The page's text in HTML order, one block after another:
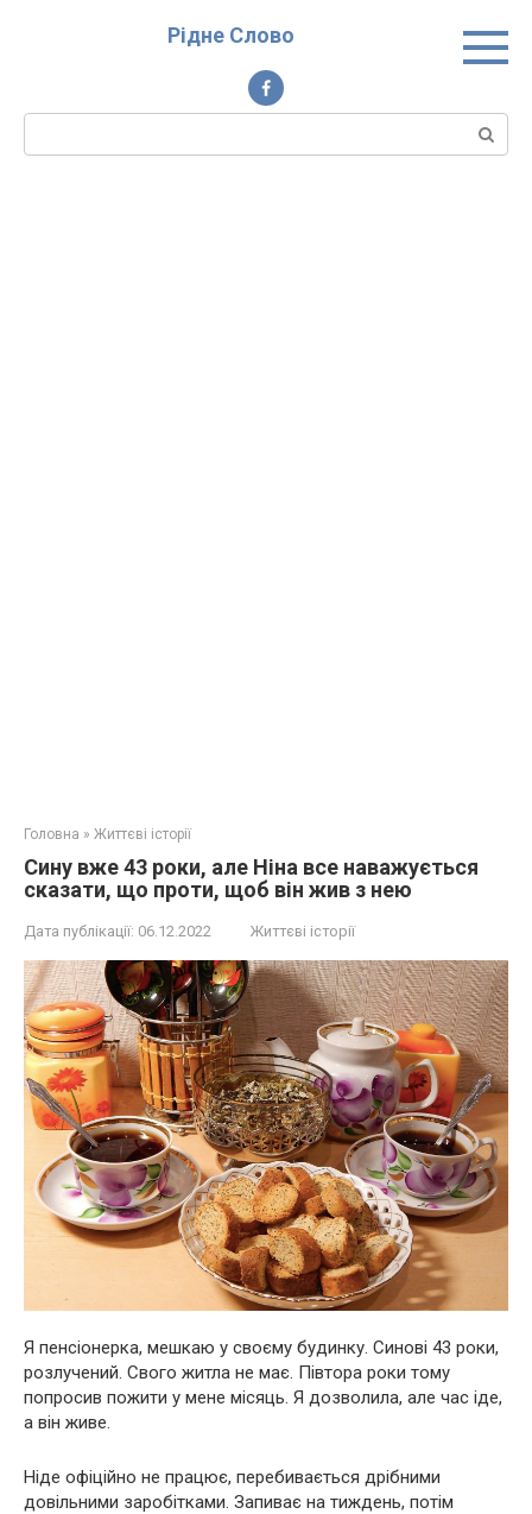
Рідне Слово
Пошук:
Головна » Життєві історії
Сину вже 43 роки, але Ніна все наважується
сказати, що проти, щоб він жив з нею
Дата публікації: 06.12.2022 Життєві історії
Я пенсіонерка, мешкаю у своєму будинку. Синові 43 роки,
розлучений. Свого житла не має. Півтора роки тому
попросив пожити у мене місяць. Я дозволила, але час іде,
а він живе.
Ніде офіційно не працює, перебивається дрібними
довільними заробітками. Запиває на тиждень, потім